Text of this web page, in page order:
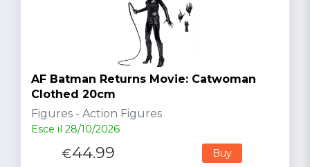
AF Batman Returns Movie: Catwoman
Clothed 20cm
Figures - Action Figures
Esce il 28/10/2026
€44.99 Buy